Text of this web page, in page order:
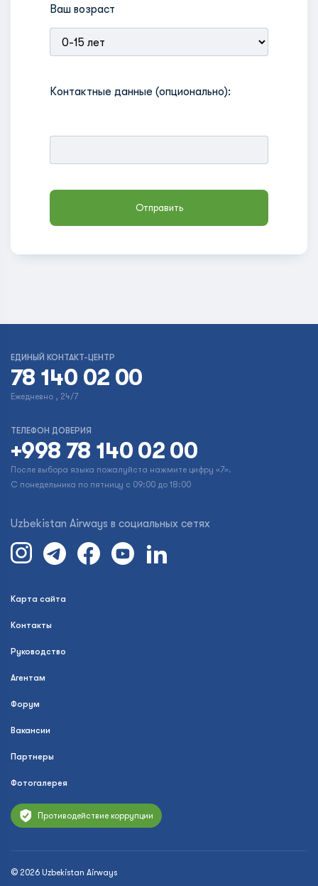
Ваш возраст
Контактные данные (опционально):
ЕДИНЫЙ КОНТАКТ-ЦЕНТР
78 140 02 00
Ежедневно , 24/7
ТЕЛЕФОН ДОВЕРИЯ
+998 78 140 02 00
После выбора языка пожалуйста нажмите цифру «7».
С понедельника по пятницу с 09:00 до 18:00
Uzbekistan Airways в социальных сетях
Карта сайта
Контакты
Руководство
Агентам
Форум
Вакансии
Партнеры
Фотогалерея
Противодействие коррупции
© 2026 Uzbekistan Airways